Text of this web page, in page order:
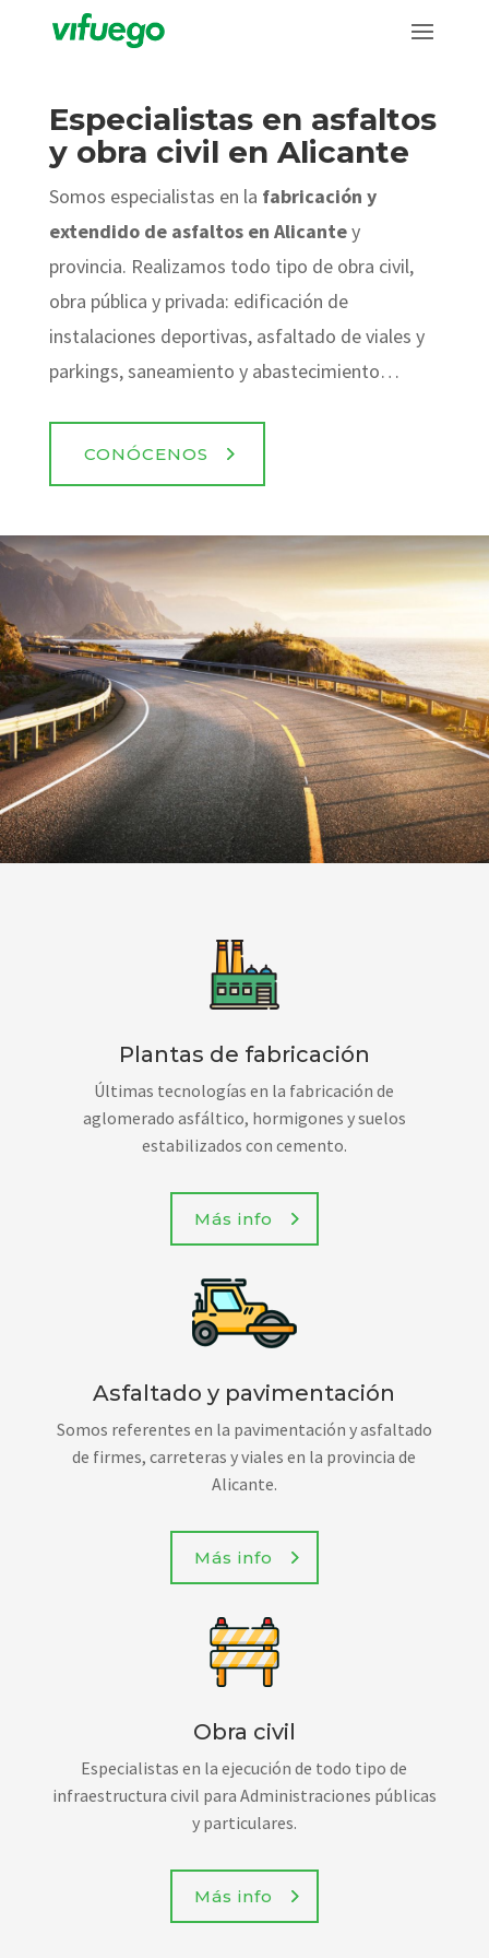
Especialistas en asfaltos
y obra civil en Alicante
Somos especialistas en la fabricación y
extendido de asfaltos en Alicantey
provincia. Realizamos todo tipo de obra civil,
obra pública y privada: edificación de
instalaciones deportivas, asfaltado de viales y
parkings, saneamiento y abastecimiento…
CONÓCENOS
Plantas de fabricación
Últimas tecnologías en la fabricación de
aglomerado asfáltico, hormigones y suelos
estabilizados con cemento.
Más info
Asfaltado y pavimentación
Somos referentes en la pavimentación y asfaltado
de firmes, carreteras y viales en la provincia de
Alicante.
Más info
Obra civil
Especialistas en la ejecución de todo tipo de
infraestructura civil para Administraciones públicas
y particulares.
Más info